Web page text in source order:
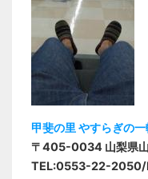
甲斐の里 やすらぎの
〒405-0034 山梨県
TEL:0553-22-